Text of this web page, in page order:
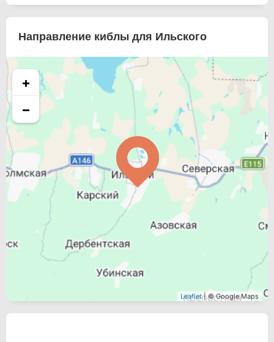
Направление киблы для Ильского
+
−
Leaflet| © Google Maps